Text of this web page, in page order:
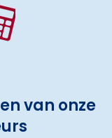
van onze